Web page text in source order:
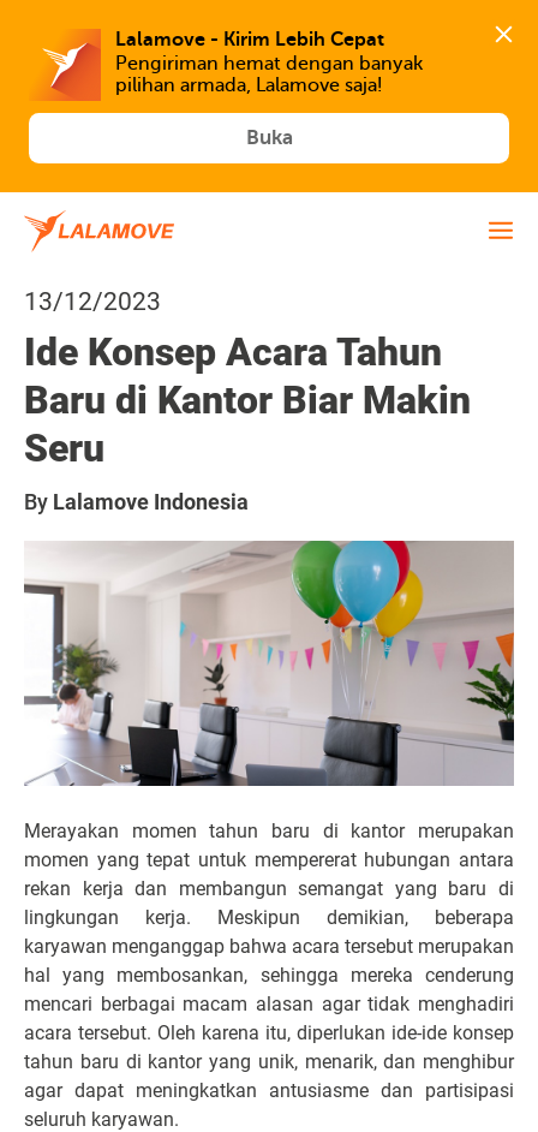
Lalamove - Kirim Lebih Cepat
Pengiriman hemat dengan banyak
Buka
13/12/2023
Ide Konsep Acara Tahun
Baru di Kantor Biar Makin
Seru
By Lalamove Indonesia
Merayakan momen tahun baru di kantor merupakan
momen yang tepat untuk mempererat hubungan antara
rekan kerja dan membangun semangat yang baru di
lingkungan kerja. Meskipun demikian, beberapa
karyawan menganggap bahwa acara tersebut merupakan
hal yang membosankan, sehingga mereka cenderung
mencari berbagai macam alasan agar tidak menghadiri
acara tersebut. Oleh karena itu, diperlukan ide-ide konsep
tahun baru di kantor yang unik, menarik, dan menghibur
agar dapat meningkatkan antusiasme dan partisipasi
seluruh karyawan.